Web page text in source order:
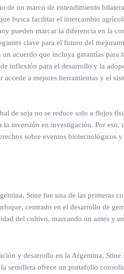
de un marco de entendimiento
busca facilitar el intercambio
pueden marcar la diferencia en la
clave para el futuro del
acuerdo que incluya garantías para
inflexión para el desarrollo y la
a mejores herramientas y el
de soja no se reduce solo a flujos
inversión en investigación. Por eso,
sobre eventos biotecnológicos
Stine fue una de las primeras
centrado en el desarrollo de
del cultivo, marcando un antes y
y desarrollo en la Argentina,
semillera ofrece un portafolio